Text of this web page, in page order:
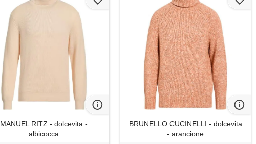
MANUEL RITZ - dolcevita -
albicocca
BRUNELLO CUCINELLI - dolcevita
- arancione